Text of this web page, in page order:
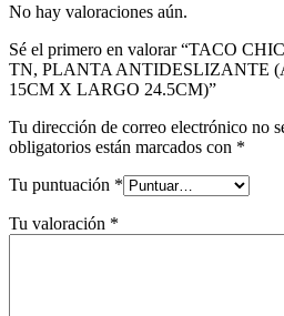
No hay valoraciones aún.
Sé el primero en valorar “TACO
TN, PLANTA ANTIDESLIZANTE
15CM X LARGO 24.5CM)”
Tu dirección de correo electrónico no
obligatorios están marcados con *
Tu puntuación *
Tu valoración *